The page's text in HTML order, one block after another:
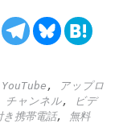
YouTube ,
アップロ
チャンネル,
ビデ
き携帯電話, 無料